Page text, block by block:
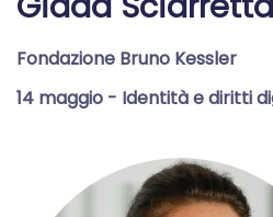
Fondazione Bruno Kessler
14 maggio - Identità e diritti